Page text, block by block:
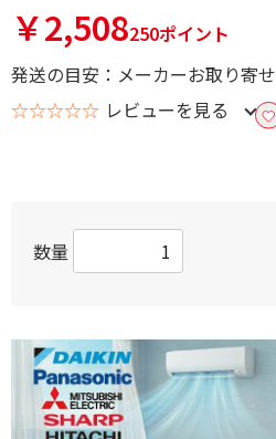
￥2,508250ポイント
発送の目安：メーカーお取り寄せ
☆☆☆☆☆ レビューを見る
数量